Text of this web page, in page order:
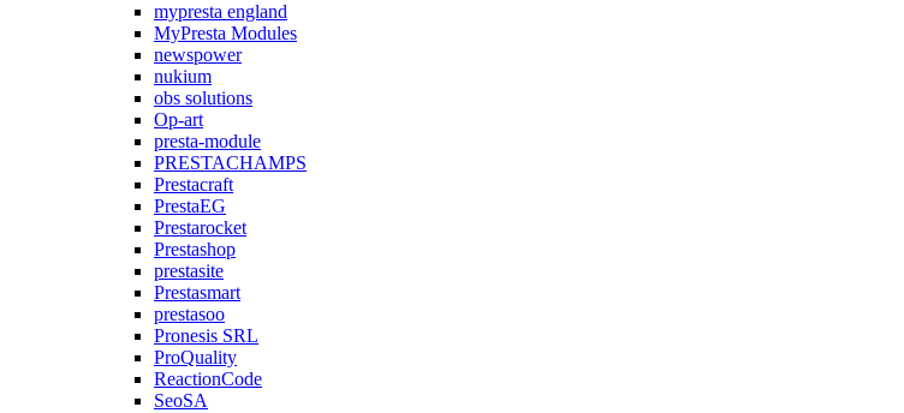
mypresta england
MyPresta Modules
newspower
nukium
obs solutions
Op-art
presta-module
PRESTACHAMPS
Prestacraft
PrestaEG
Prestarocket
Prestashop
prestasite
Prestasmart
prestasoo
Pronesis SRL
ProQuality
ReactionCode
SeoSA